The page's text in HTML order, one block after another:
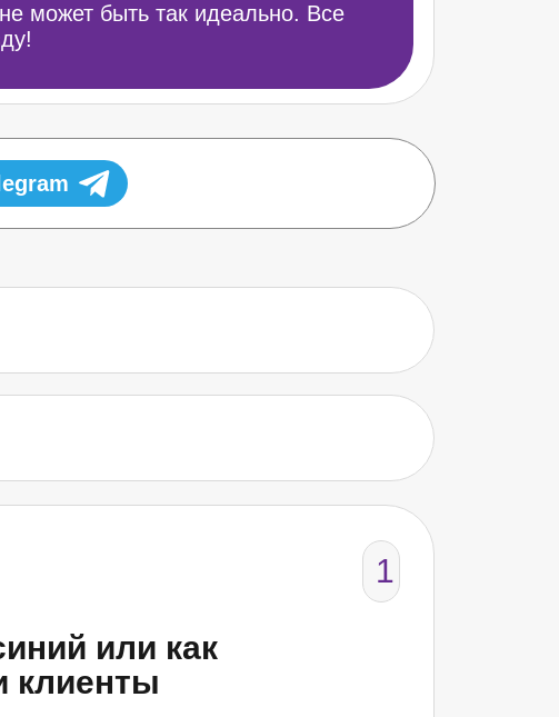
может быть так идеально. Все
1
или как
клиенты